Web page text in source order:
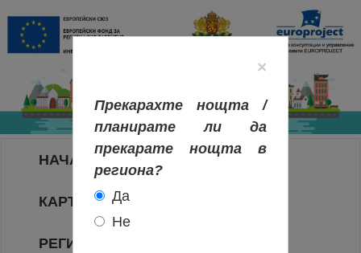
НАЧАЛО
КАРТА НА РЕГИОНИТЕ
РЕГИОНИ
×
Прекарахте нощта /
планирате ли да
прекарате нощта в
региона?
Да
Не